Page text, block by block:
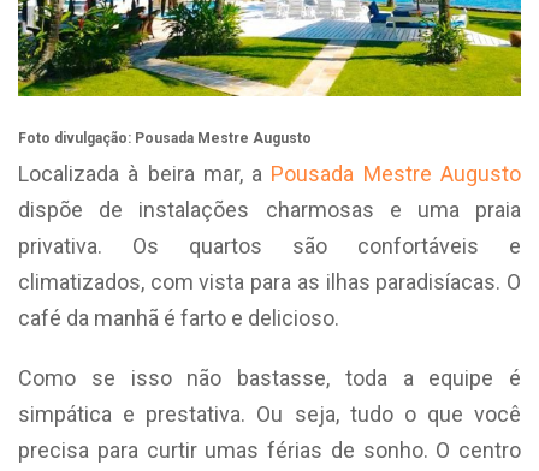
Foto divulgação: Pousada Mestre Augusto
Localizada à beira mar, a Pousada Mestre Augusto
dispõe de instalações charmosas e uma praia
privativa. Os quartos são confortáveis e
climatizados, com vista para as ilhas paradisíacas. O
café da manhã é farto e delicioso.
Como se isso não bastasse, toda a equipe é
simpática e prestativa. Ou seja, tudo o que você
precisa para curtir umas férias de sonho. O centro